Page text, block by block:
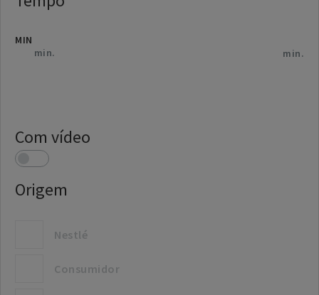
MIN
Com vídeo
Origem
Nestlé
Consumidor